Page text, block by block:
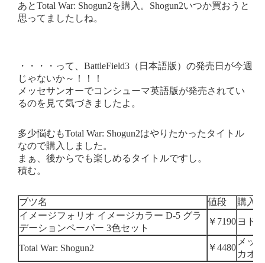
あとTotal War: Shogun2を購入。Shogun2いつか買おうと
思ってましたしね。
・・・・って、BattleField3（日本語版）の発売日が今週
じゃないか～！！！
メッセサンオーでコンシューマ英語版が発売されてい
るのを見て気づきましたよ。
多少悩むもTotal War: Shogun2はやりたかったタイトル
なので購入しました。
まぁ、後からでも楽しめるタイトルですし。
積む。
ブツ名 値段
購入
イメージフォリオ イメージカラー D-5 グラ
デーションペーパー 3色セット
￥7190 ヨド
Total War: Shogun2 ￥4480
メッ
カオ